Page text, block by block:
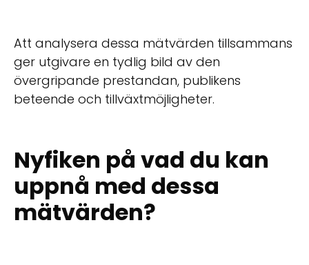
Att analysera dessa mätvärden tillsammans
ger utgivare en tydlig bild av den
övergripande prestandan, publikens
beteende och tillväxtmöjligheter.
Nyfiken på vad du kan
uppnå med dessa
mätvärden?